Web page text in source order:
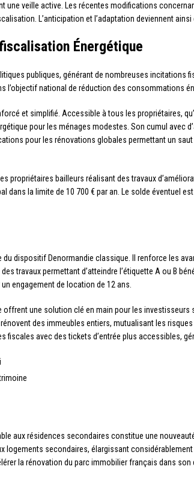
une veille active. Les récentes modifications
L’anticipation et l’adaptation deviennent
Énergétique
publiques, générant de nombreuses incitations
l’objectif national de réduction des consommations
et simplifié. Accessible à tous les propriétaires,
pour les ménages modestes. Son cumul avec
pour les rénovations globales permettant un
propriétaires bailleurs réalisant des travaux
dans la limite de 10 700 € par an. Le solde éventuel
dispositif Denormandie classique. Il renforce les
travaux permettant d’atteindre l’étiquette A ou B
engagement de location de 12 ans.
offrent une solution clé en main pour les
des immeubles entiers, mutualisant les
fiscales avec des tickets d’entrée plus accessibles,
aux résidences secondaires constitue une
secondaires, élargissant
la rénovation du parc immobilier français dans son